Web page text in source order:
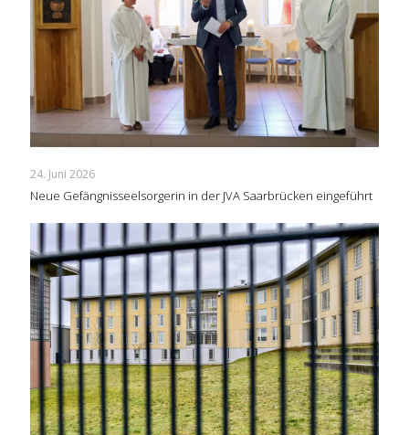
24. Juni 2026
Neue Gefängnisseelsorgerin in der JVA Saarbrücken eingeführt